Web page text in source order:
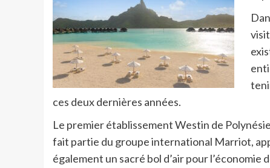
ces deux dernières années.
Le premier établissement Westin de
fait partie du groupe international Marriot,
également un sacré bol d’air pour l’économie